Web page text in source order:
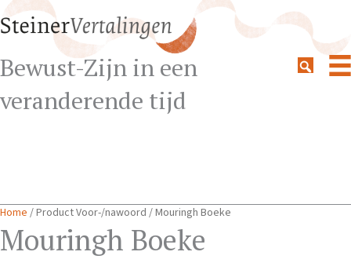
Bewust-Zijn in een
veranderende tijd
Home / Product Voor-/nawoord / Mouringh Boeke
Mouringh Boeke